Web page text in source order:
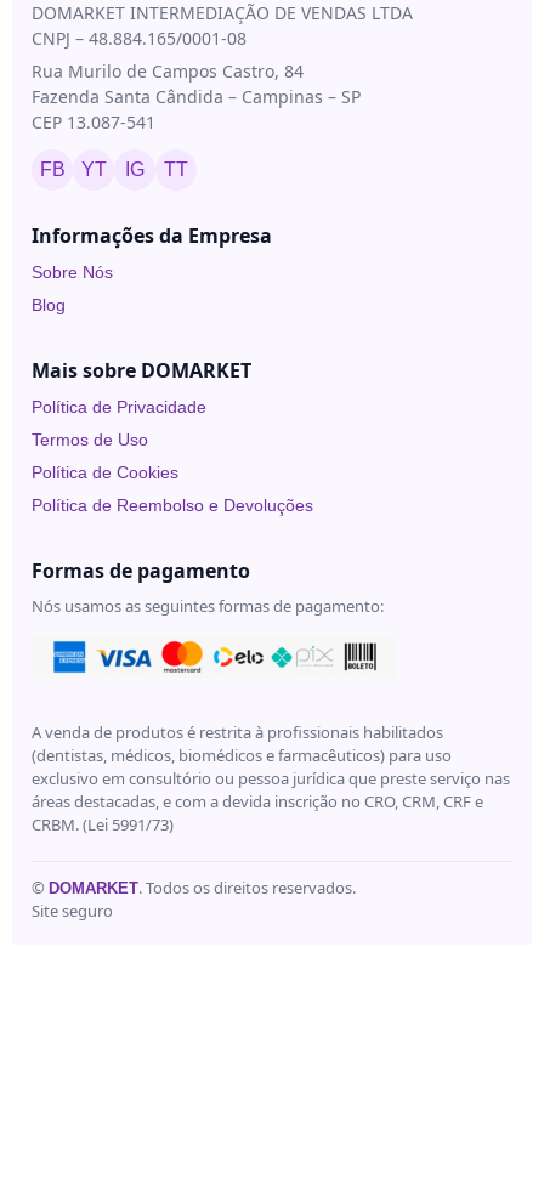
DOMARKET INTERMEDIAÇÃO DE VENDAS LTDA
CNPJ – 48.884.165/0001-08
Rua Murilo de Campos Castro, 84
Fazenda Santa Cândida – Campinas – SP
CEP 13.087-541
FB YT IG TT
Informações da Empresa
Sobre Nós
Blog
Mais sobre DOMARKET
Política de Privacidade
Termos de Uso
Política de Cookies
Política de Reembolso e Devoluções
Formas de pagamento
Nós usamos as seguintes formas de pagamento:
A venda de produtos é restrita à profissionais habilitados
(dentistas, médicos, biomédicos e farmacêuticos) para uso
exclusivo em consultório ou pessoa jurídica que preste serviço nas
áreas destacadas, e com a devida inscrição no CRO, CRM, CRF e
CRBM. (Lei 5991/73)
© DOMARKET. Todos os direitos reservados.
Site seguro